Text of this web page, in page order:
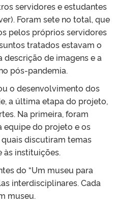
servidores e estudantes
Foram sete no total, que
pelos próprios servidores
tratados estavam o
de imagens e a
pós-pandemia.
o desenvolvimento dos
a última etapa do projeto,
Na primeira, foram
equipe do projeto e os
discutiram temas
às instituições.
do “Um museu para
interdisciplinares. Cada
museu.